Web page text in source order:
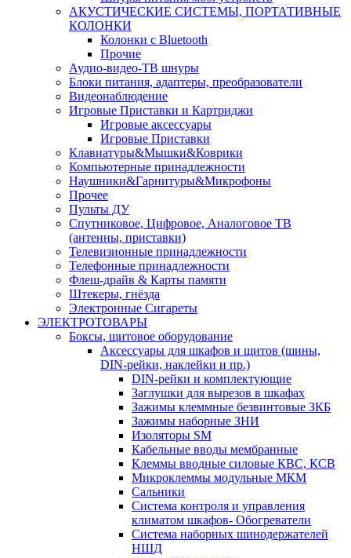
АКУСТИЧЕСКИЕ СИСТЕМЫ, ПОРТАТИВНЫЕ
КОЛОНКИ
Колонки с Bluetooth
Прочие
Аудио-видео-ТВ шнуры
Блоки питания, адаптеры, преобразователи
Видеонаблюдение
Игровые Приставки и Картриджи
Игровые аксессуары
Игровые Приставки
Клавиатуры&Мышки&Коврики
Компьютерные принадлежности
Наушники&Гарнитуры&Микрофоны
Прочее
Пульты ДУ
Спутниковое, Цифровое, Аналоговое ТВ
(антенны, приставки)
Телевизионные принадлежности
Телефонные принадлежности
Флеш-драйв & Карты памяти
Штекеры, гнёзда
Электронные Сигареты
ЭЛЕКТРОТОВАРЫ
Боксы, щитовое оборудование
Аксессуары для шкафов и щитов (шины,
DIN-рейки, наклейки и пр.)
DIN-рейки и комплектующие
Заглушки для вырезов в шкафах
Зажимы клеммные безвинтовые ЗКБ
Зажимы наборные ЗНИ
Изоляторы SM
Кабельные вводы мембранные
Клеммы вводные силовые КВС, КСВ
Микроклеммы модульные МКМ
Сальники
Система контроля и управления
климатом шкафов- Обогреватели
Система наборных шинодержателей
НШД